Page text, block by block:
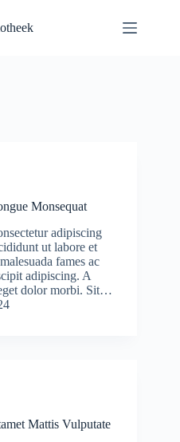
Monsequat
adipiscing
ut labore et
fames ac
adipiscing. A
dolor morbi. Sit…
Mattis Vulputate